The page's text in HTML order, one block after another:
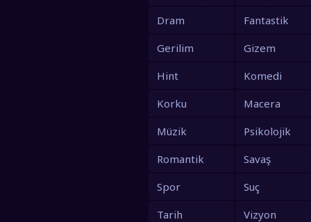
Dram
Fantastik
Gerilim
Gizem
Hint
Komedi
Korku
Macera
Müzik
Psikolojik
Romantik
Savaş
Spor
Suç
Tarih
Vizyon